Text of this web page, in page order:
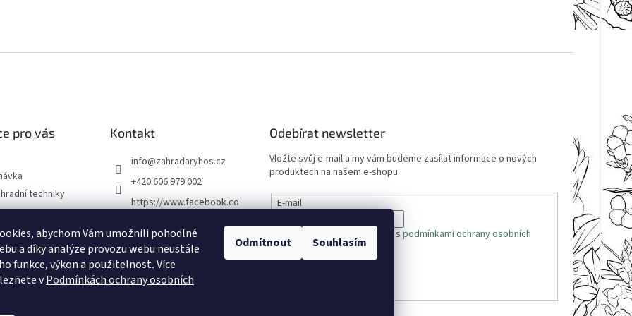
abychom Vám umožnili pohodlné
a díky analýze provozu webu neustále
funkce, výkon a použitelnost.Více
vPodmínkách ochrany osobních
Odmítnout Souhlasím
pro vás
techniky
osobních
Kontakt
info@zahradaryhos.cz
+420 606 979 002
https://www.facebook.co
zahradaryhos.cz
Odebírat newsletter
Vložte svůj e-mail a my vám budeme zasílat informace o nových
produktech na našem e-shopu.
E-mail
Vložením e-mailu souhlasíte spodmínkami ochrany osobních
údajů